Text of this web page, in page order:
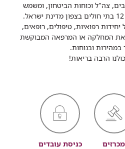
2,700,000 תושבים, צה"ל וכוחות הביטחון, ומשמש
רפואיות, טיפולים, רופאים,
את המחלקה או המרפאה המבוקשת
במהירות ובנוחות.
הרבה בריאות!
מכרזים כניסת עובדים